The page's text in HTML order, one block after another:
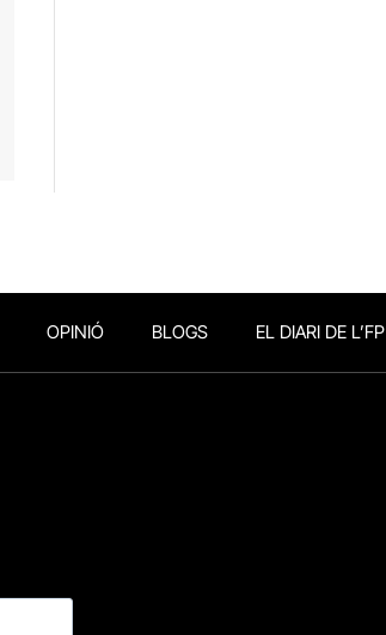
OPINIÓ BLOGS EL DIARI DE L’FP